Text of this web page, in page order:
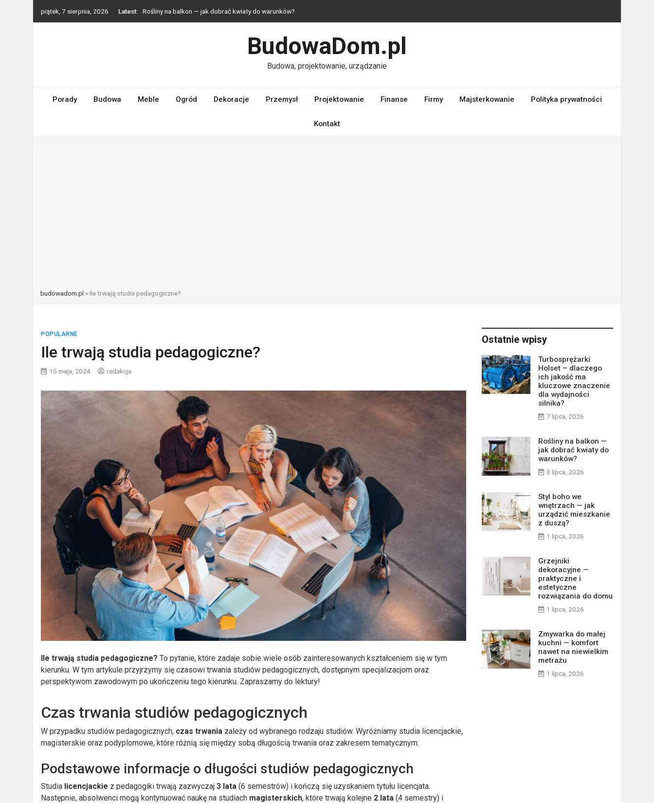
piątek, 7 sierpnia, 2026 Latest:
Rośliny na balkon — jak dobrać kwiaty do warunków?
Grzejniki dekoracyjne — praktyczne i estetyczne rozwiązania do domu
Zmywarka do małej kuchni — komfort nawet na niewielkim metrażu
Turbosprężarki Holset – dlaczego ich jakość ma kluczowe znaczenie dla wydajności silnika?
BudowaDom.pl
Budowa, projektowanie, urządzanie
Porady Budowa Meble Ogród Dekoracje Przemysł Projektowanie Finanse Firmy Majsterkowanie Polityka prywatności
Kontakt
budowadom.pl » Ile trwają studia pedagogiczne?
POPULARNE
Ile trwają studia pedagogiczne?
15 maja, 2024 redakcja
Ile trwają studia pedagogiczne? To pytanie, które zadaje sobie wiele osób zainteresowanych kształceniem się w tym
kierunku. W tym artykule przyjrzymy się czasowi trwania studiów pedagogicznych, dostępnym specjalizacjom oraz
perspektywom zawodowym po ukończeniu tego kierunku. Zapraszamy do lektury!
Czas trwania studiów pedagogicznych
W przypadku studiów pedagogicznych, czas trwania zależy od wybranego rodzaju studiów. Wyróżniamy studia licencjackie,
magisterskie oraz podyplomowe, które różnią się między sobą długością trwania oraz zakresem tematycznym.
Podstawowe informacje o długości studiów pedagogicznych
Studia licencjackie z pedagogiki trwają zazwyczaj3 lata (6 semestrów) i kończą się uzyskaniem tytułu licencjata.
Następnie, absolwenci mogą kontynuować naukę na studiach magisterskich, które trwają kolejne 2 lata (4 semestry) i
Ostatnie wpisy
Turbosprężarki
Holset – dlaczego
ich jakość ma
kluczowe znaczenie
dla wydajności
silnika?
7 lipca, 2026
Rośliny na balkon —
jak dobrać kwiaty do
warunków?
3 lipca, 2026
Styl boho we
wnętrzach — jak
urządzić mieszkanie
z duszą?
1 lipca, 2026
Grzejniki
dekoracyjne —
praktyczne i
estetyczne
rozwiązania do domu
1 lipca, 2026
Zmywarka do małej
kuchni — komfort
nawet na niewielkim
metrażu
1 lipca, 2026